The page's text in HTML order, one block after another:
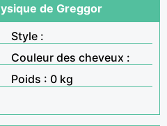
de Greggor
Style :
Couleur des cheveux :
Poids : 0 kg